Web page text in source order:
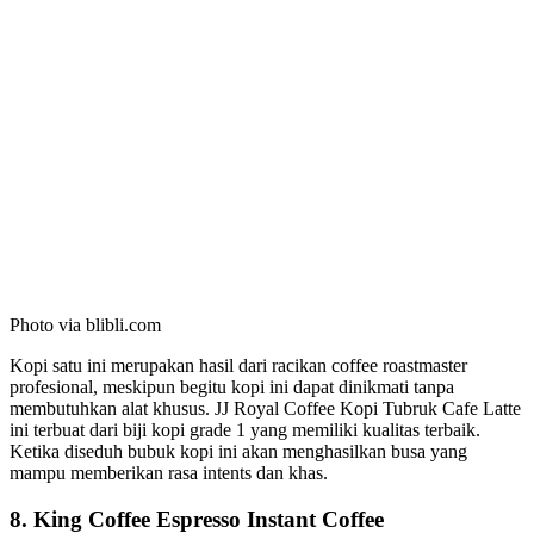
Photo via blibli.com
Kopi satu ini merupakan hasil dari racikan coffee roastmaster
profesional, meskipun begitu kopi ini dapat dinikmati tanpa
membutuhkan alat khusus. JJ Royal Coffee Kopi Tubruk Cafe Latte
ini terbuat dari biji kopi grade 1 yang memiliki kualitas terbaik.
Ketika diseduh bubuk kopi ini akan menghasilkan busa yang
mampu memberikan rasa intents dan khas.
8. King Coffee Espresso Instant Coffee